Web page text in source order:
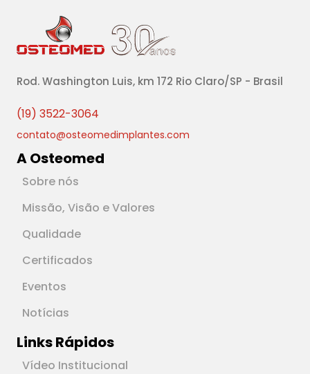
Rod. Washington Luis, km 172 Rio Claro/SP - Brasil
(19) 3522-3064
contato@osteomedimplantes.com
A Osteomed
Sobre nós
Missão, Visão e Valores
Qualidade
Certificados
Eventos
Notícias
Links Rápidos
Vídeo Institucional